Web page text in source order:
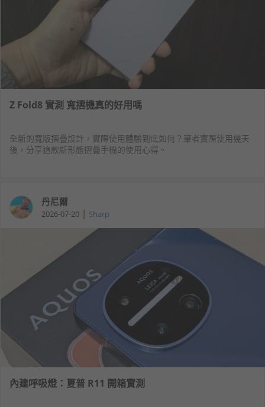
Z Fold8 實測 寬摺機真的好用嗎
全新的寬版摺疊設計，實際使用體驗到底如何？筆者實際使用幾天
後，分享這款新形態摺疊手機的使用心得。
丹尼爾
2026-07-20 | Sharp
內建呼吸燈：夏普 R11 開箱實測